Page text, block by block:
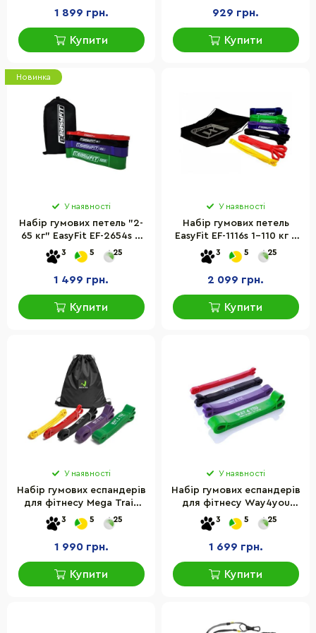
1 899 грн.
Купити
200х15 см 1-15 кг, 5 шт
929 грн.
Купити
Новинка
У наявності
Набір гумових петель "2-
65 кг" EasyFit EF-2654s 4
шт, латекс, сумка
3 5 25
1 499 грн.
Купити
У наявності
Набір гумових петель
EasyFit EF-1116s 1-110 кг 6
штук
3 5 25
2 099 грн.
Купити
У наявності
Набір гумових еспандерів
для фітнесу Mega Train
Set Way4you w40234, 5
шт
3 5 25
1 990 грн.
Купити
У наявності
Набір гумових еспандерів
для фітнесу Way4you
w40130, 4 шт
3 5 25
1 699 грн.
Купити